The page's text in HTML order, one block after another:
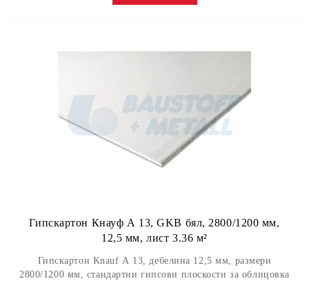
Гипскартон Кнауф А 13, GKB бял, 2800/1200 мм,
12,5 мм, лист 3.36 м²
Гипскартон Knauf А 13, дебелина 12,5 мм, размери
2800/1200 мм, стандартни гипсови плоскости за облицовка